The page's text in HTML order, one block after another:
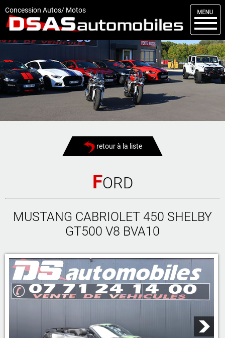
Concession Autos/ Motos
Menu
DSAS
Kit carrosserie
Nos occasions
Nos services
Comment réserver
Articles
Vendus
Livraisons
Contact
05 46 59 19 28
07 71 24 14 00
07 71 23 70 00
06 81 17 30 67
retour à la liste
FORD
MUSTANG CABRIOLET 450 SHELBY
GT500 V8 BVA10